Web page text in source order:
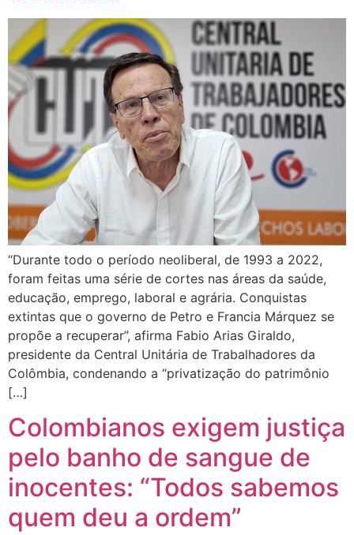
“Durante todo o período neoliberal, de 1993 a 2022,
foram feitas uma série de cortes nas áreas da saúde,
educação, emprego, laboral e agrária. Conquistas
extintas que o governo de Petro e Francia Márquez se
propõe a recuperar”, afirma Fabio Arias Giraldo,
presidente da Central Unitária de Trabalhadores da
Colômbia, condenando a “privatização do patrimônio
[…]
Colombianos exigem justiça
pelo banho de sangue de
inocentes: “Todos sabemos
quem deu a ordem”